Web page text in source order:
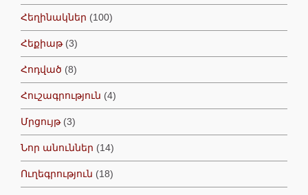
Հեղինակներ (100)
Հեքիաթ(3)
Հոդված (8)
Հուշագրություն (4)
Մրցույթ(3)
Նոր անուններ (14)
Ուղեգրություն (18)